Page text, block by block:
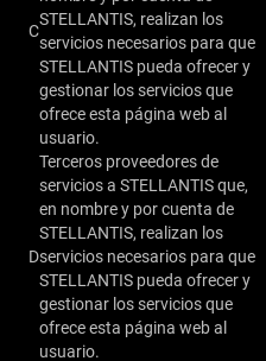
C
STELLANTIS, realizan los
servicios necesarios para que
STELLANTIS pueda ofrecer y
gestionar los servicios que
ofrece esta página web al
usuario.
D
Terceros proveedores de
servicios a STELLANTIS que,
en nombre y por cuenta de
STELLANTIS, realizan los
servicios necesarios para que
STELLANTIS pueda ofrecer y
gestionar los servicios que
ofrece esta página web al
usuario.